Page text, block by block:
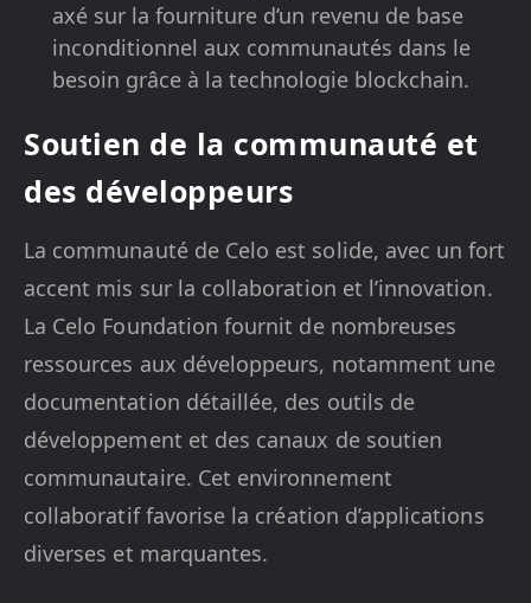
axé sur la fourniture d’un revenu de base
inconditionnel aux communautés dans le
besoin grâce à la technologie blockchain.
Soutien de la communauté et
des développeurs
La communauté de Celo est solide, avec un fort
accent mis sur la collaboration et l’innovation.
La Celo Foundation fournit de nombreuses
ressources aux développeurs, notamment une
documentation détaillée, des outils de
développement et des canaux de soutien
communautaire. Cet environnement
collaboratif favorise la création d’applications
diverses et marquantes.